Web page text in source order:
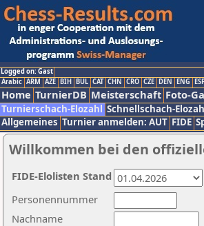
Logged on: Gast
Arabic ARM AZE BIH BUL CAT CHN CRO CZE DEN ENG
Home TurnierDB Meisterschaft Foto-
Turnierschach-Elozahl Schnellschach-
Allgemeines Turnier anmelden: AUT FIDE
Willkommen bei den
Nachname
Personennummer
FIDE-Elolisten Stand